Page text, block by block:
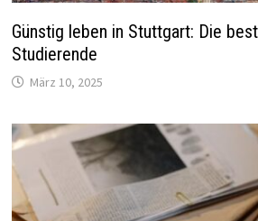
Günstig leben in Stuttgart: Die
Studierende
März 10, 2025